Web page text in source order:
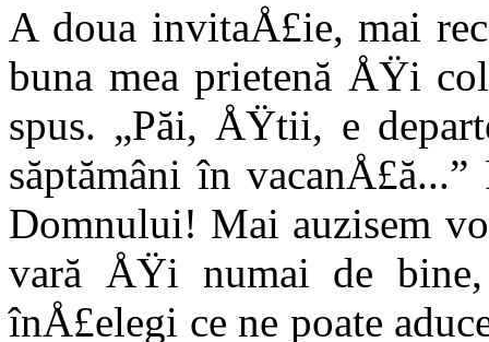
A doua invitaÅ£ie, mai
buna mea prietenă ÅŸi
spus. „Păi, ÅŸtii, e
săptă­mâni în
Domnului! Mai auzisem
vară ÅŸi numai de
înÅ£elegi ce ne poate